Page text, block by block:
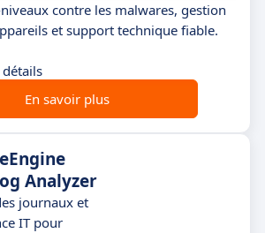
contre les malwares, gestion
et support technique fiable.
En savoir plus
Analyzer
journaux et
IT pour